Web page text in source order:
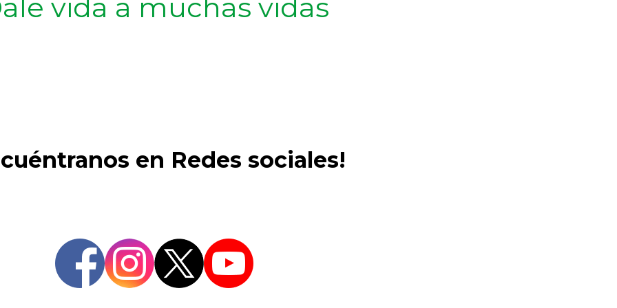
vida a muchas vidas
en Redes sociales!